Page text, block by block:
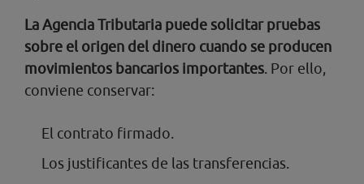
La Agencia Tributaria puede solicitar pruebas
sobre el origen del dinero cuando se producen
movimientos bancarios importantes. Por ello,
conviene conservar:
El contrato firmado.
Los justificantes de las transferencias.